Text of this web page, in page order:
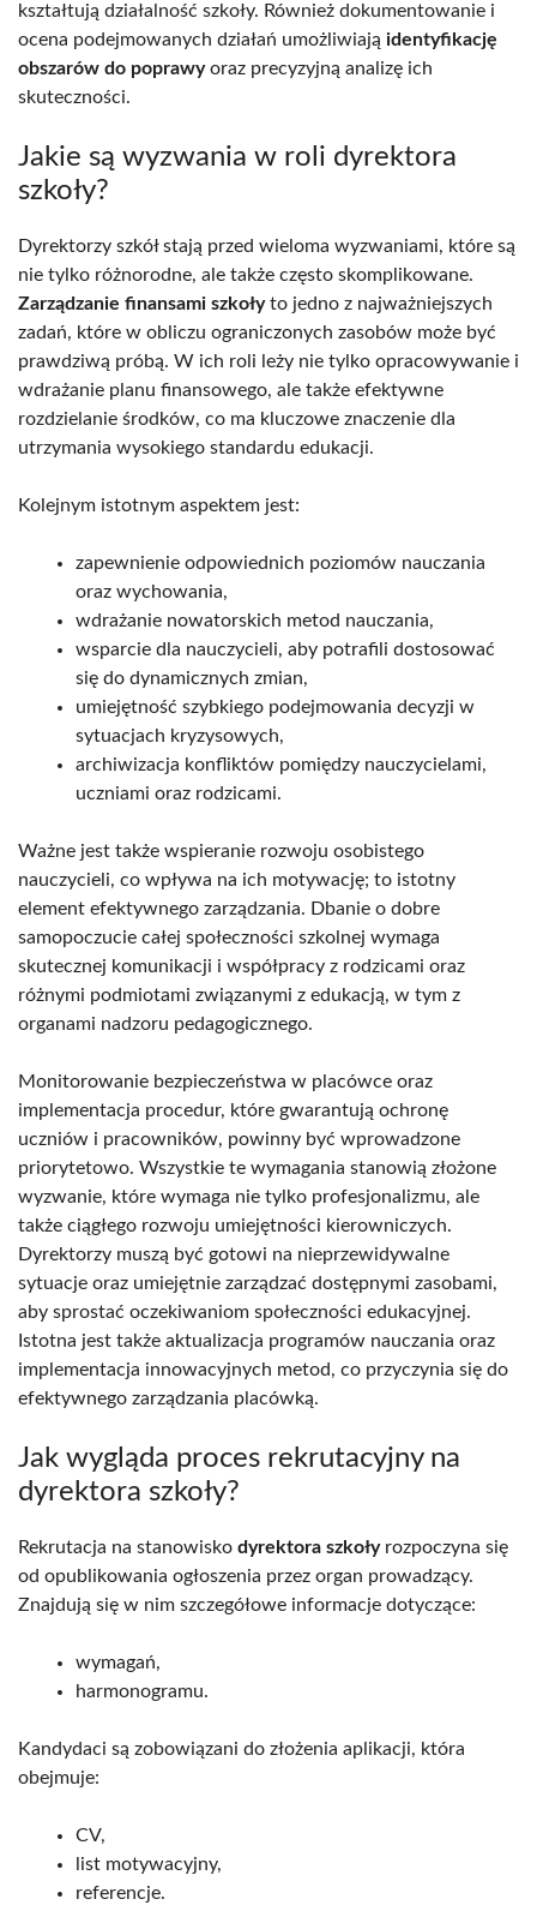
kształtują działalność szkoły. Również dokumentowanie i
ocena podejmowanych działań umożliwiają identyfikację
obszarów do poprawyoraz precyzyjną analizę ich
skuteczności.
Jakie są wyzwania w roli dyrektora
szkoły?
Dyrektorzy szkół stają przed wieloma wyzwaniami, które są
nie tylko różnorodne, ale także często skomplikowane.
Zarządzanie finansami szkołyto jedno z najważniejszych
zadań, które w obliczu ograniczonych zasobów może być
prawdziwą próbą. W ich roli leży nie tylko opracowywanie i
wdrażanie planu finansowego, ale także efektywne
rozdzielanie środków, co ma kluczowe znaczenie dla
utrzymania wysokiego standardu edukacji.
Kolejnym istotnym aspektem jest:
zapewnienie odpowiednich poziomów nauczania
oraz wychowania,
wdrażanie nowatorskich metod nauczania,
wsparcie dla nauczycieli, aby potrafili dostosować
się do dynamicznych zmian,
umiejętność szybkiego podejmowania decyzji w
sytuacjach kryzysowych,
archiwizacja konfliktów pomiędzy nauczycielami,
uczniami oraz rodzicami.
Ważne jest także wspieranie rozwoju osobistego
nauczycieli, co wpływa na ich motywację; to istotny
element efektywnego zarządzania. Dbanie o dobre
samopoczucie całej społeczności szkolnej wymaga
skutecznej komunikacji i współpracy z rodzicami oraz
różnymi podmiotami związanymi z edukacją, w tym z
organami nadzoru pedagogicznego.
Monitorowanie bezpieczeństwa w placówce oraz
implementacja procedur, które gwarantują ochronę
uczniów i pracowników, powinny być wprowadzone
priorytetowo. Wszystkie te wymagania stanowią złożone
wyzwanie, które wymaga nie tylko profesjonalizmu, ale
także ciągłego rozwoju umiejętności kierowniczych.
Dyrektorzy muszą być gotowi na nieprzewidywalne
sytuacje oraz umiejętnie zarządzać dostępnymi zasobami,
aby sprostać oczekiwaniom społeczności edukacyjnej.
Istotna jest także aktualizacja programów nauczania oraz
implementacja innowacyjnych metod, co przyczynia się do
efektywnego zarządzania placówką.
Jak wygląda proces rekrutacyjny na
dyrektora szkoły?
Rekrutacja na stanowisko dyrektora szkołyrozpoczyna się
od opublikowania ogłoszenia przez organ prowadzący.
Znajdują się w nim szczegółowe informacje dotyczące:
wymagań,
harmonogramu.
Kandydaci są zobowiązani do złożenia aplikacji, która
obejmuje:
CV,
list motywacyjny,
referencje.